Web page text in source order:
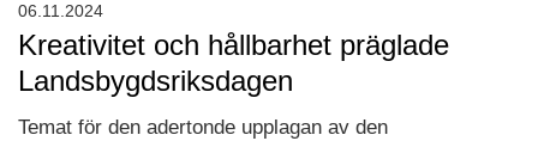
Kreativitet och hållbarhet präglade
Landsbygdsriksdagen
Temat för den adertonde upplagan av den
06.11.2024